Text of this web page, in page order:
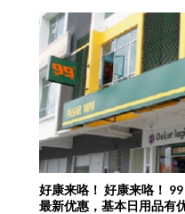
好康来咯！ 好康来咯！
最新优惠，基本日用品有